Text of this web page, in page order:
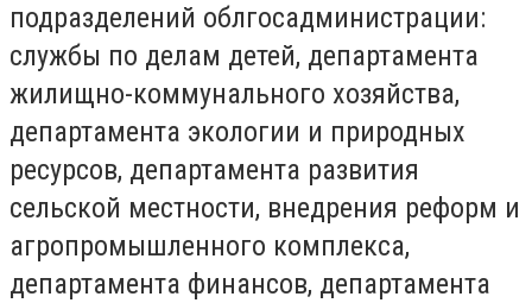
подразделений облгосадминистрации:
службы по делам детей, департамента
жилищно-коммунального хозяйства,
департамента экологии и природных
ресурсов, департамента развития
сельской местности, внедрения реформ и
агропромышленного комплекса,
департамента финансов, департамента